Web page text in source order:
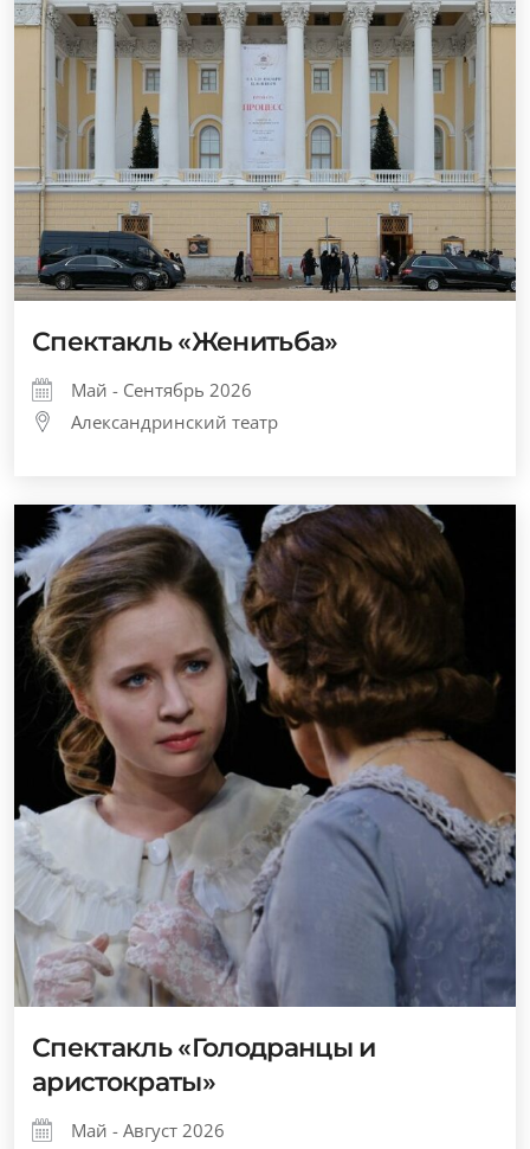
Спектакль «Женитьба»
Май - Сентябрь 2026
Александринский театр
Спектакль «Голодранцы и
аристократы»
Май - Август 2026